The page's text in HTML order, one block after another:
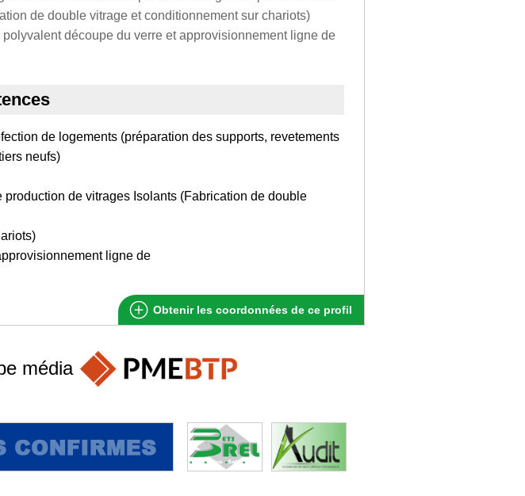
de double vitrage et conditionnement sur chariots)
découpe du verre et approvisionnement ligne de
de logements (préparation des supports, revetements
neufs)
production de vitrages Isolants (Fabrication de double
ligne de
Obtenir les coordonnées de ce profil
média